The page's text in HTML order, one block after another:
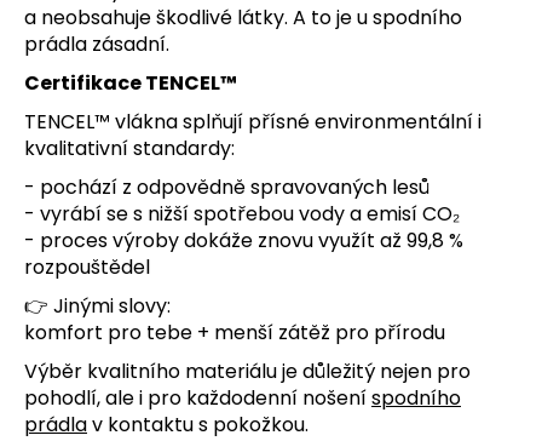
a neobsahuje škodlivé látky. A to je u spodního
prádla zásadní.
Certifikace TENCEL™
TENCEL™ vlákna splňují přísné environmentální i
kvalitativní standardy:
- pochází z odpovědně spravovaných lesů
- vyrábí se s nižší spotřebou vody a emisí CO₂
- proces výroby dokáže znovu využít až 99,8 %
rozpouštědel
👉 Jinými slovy:
komfort pro tebe + menší zátěž pro přírodu
Výběr kvalitního materiálu je důležitý nejen pro
pohodlí, ale i pro každodenní nošeníspodního
prádlav kontaktu s pokožkou.